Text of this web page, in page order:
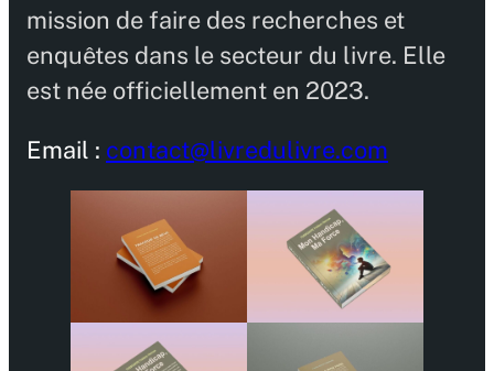
mission de faire des recherches et
enquêtes dans le secteur du livre. Elle
est née officiellement en 2023.
Email : contact@livredulivre.com